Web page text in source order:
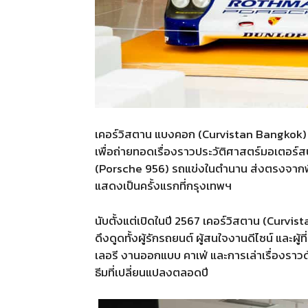
เคอร์วิสตาน แบงคอก (Curvistan
เพื่อถ่ายทอดเรื่องราวประวัติศาสตร์มอเตอ
(Porsche 956) รถแข่งในตำนาน ส่งตรงจา
แสดงเป็นครั้งแรกที่กรุงเทพฯ
นับตั้งแต่เปิดในปี 2567 เคอร์วิสตาน
ดึงดูดทั้งผู้รักรถยนต์ ผู้สนใจงานดีไซน์ และผู้
เลอรี งานออกแบบ คาเฟ่ และการเล่าเรื่องร
ธีมที่เปลี่ยนแปลงตลอดปี